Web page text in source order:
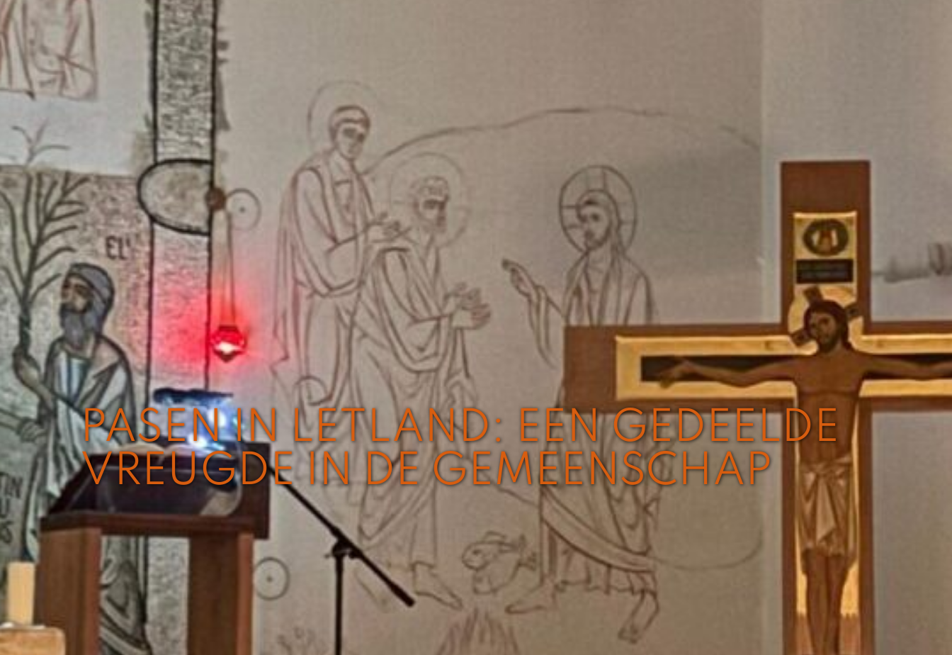
PASEN IN LETLAND: EEN GEDEELDE
VREUGDE IN DE GEMEENSCHAP